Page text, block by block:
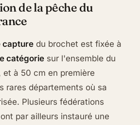
de la pêche du
capture du brochet est fixée à
catégorie sur l'ensemble du
à 50 cm en première
rares départements où sa
Plusieurs fédérations
par ailleurs instauré une